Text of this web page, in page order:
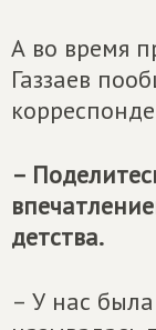
А во время
Газзаев
–
детства.
– У нас